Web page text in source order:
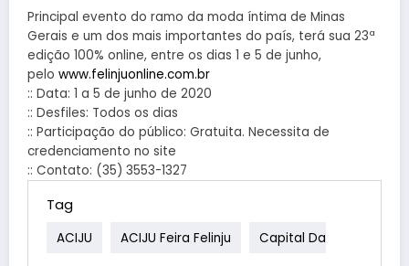
Principal evento do ramo da moda íntima de Minas
Gerais e um dos mais importantes do país, terá sua 23ª
edição 100% online, entre os dias 1 e 5 de junho,
pelo www.felinjuonline.com.br
:: Data: 1 a 5 de junho de 2020
:: Desfiles: Todos os dias
:: Participação do público: Gratuita. Necessita de
credenciamento no site
:: Contato: (35) 3553-1327
Tag
ACIJU ACIJU Feira Felinju Capital Da